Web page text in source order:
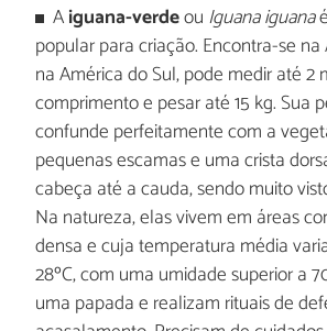
Aiguana-verdeou Iguana iguana
popular para criação. Encontra-se
na América do Sul, pode medir até 2
comprimento e pesar até 15 kg. Sua
confunde perfeitamente com a
pequenas escamas e uma crista
cabeça até a cauda, sendo muito
Na natureza, elas vivem em áreas
densa e cuja temperatura média
28ºC, com uma umidade superior a
uma papada e realizam rituais de